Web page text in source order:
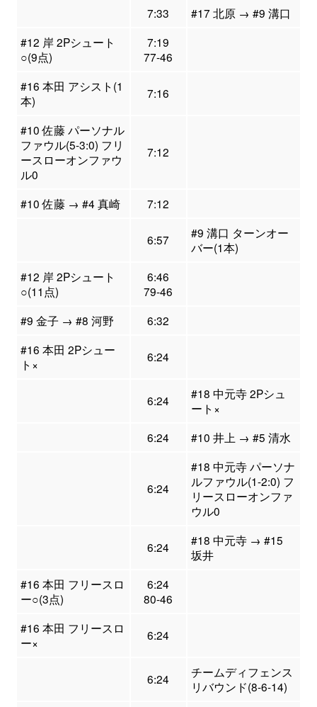
7:33
#17 北原 → #9 溝口
#12 岸 2Pシュート
○(9点)
7:19
77-46
#16 本田 アシスト(1
本)
7:16
#10 佐藤 パーソナル
ファウル(5-3:0) フリ
ースローオンファウ
ル0
7:12
#10 佐藤 → #4 真崎 7:12
6:57
#9 溝口 ターンオー
バー(1本)
#12 岸 2Pシュート
○(11点)
6:46
79-46
#9 金子 → #8 河野
6:32
#16 本田 2Pシュー
ト×
6:24
6:24
#18 中元寺 2Pシュ
ート×
6:24
#10 井上 → #5 清水
6:24
#18 中元寺 パーソナ
ルファウル(1-2:0) フ
リースローオンファ
ウル0
6:24
#18 中元寺 → #15
坂井
#16 本田 フリースロ
ー○(3点)
6:24
80-46
#16 本田 フリースロ
ー×
6:24
6:24
チームディフェンス
リバウンド(8-6-14)